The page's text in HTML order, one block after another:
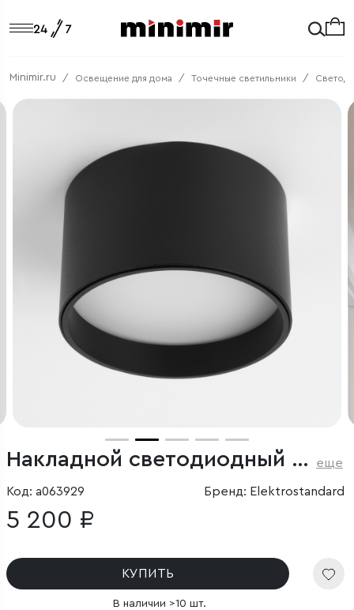
Minimir.ru Освещение для дома Точечные светильники
Накладной светодиодный светильник еще
Код: a063929 Бренд: Elektrostandard
5 200 ₽
КУПИТЬ
В наличии >10 шт.